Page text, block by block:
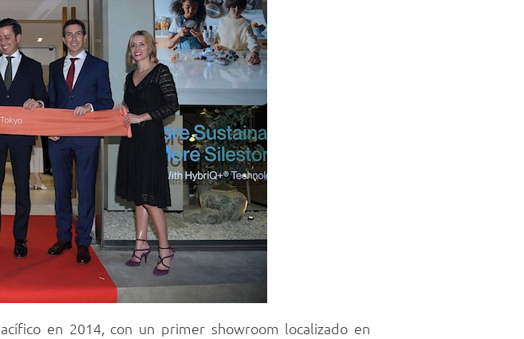
en 2014, con un primer showroom localizado en